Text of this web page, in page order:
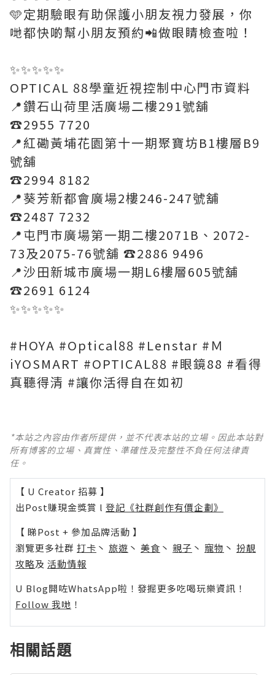
🩵定期驗眼有助保護小朋友視力發展，你
哋都快啲幫小朋友預約📲做眼睛檢查啦！
✨️✨️✨️✨️✨️
OPTICAL 88學童近視控制中心門市資料
📍鑽石山荷里活廣場二樓291號舖
☎️2955 7720
📍紅磡黃埔花園第十一期聚寶坊B1樓層B9
號舖
☎️2994 8182
📍葵芳新都會廣場2樓246-247號舖
☎️2487 7232
📍屯門市廣場第一期二樓2071B、2072-
73及2075-76號舖 ☎️2886 9496
📍沙田新城市廣場一期L6樓層605號舖
☎️2691 6124
✨️✨️✨️✨️✨️
#HOYA #Optical88 #Lenstar #Ｍ
iYOSMART #OPTICAL88 #眼鏡88 #看得
真聽得清 #讓你活得自在如初
*本站之內容由作者所提供，並不代表本站的立場。因此本站對
所有博客的立場、真實性、準確性及完整性不負任何法律責
任。
【 U Creator 招募 】
出Post賺現金獎賞 l 登記《社群創作有價企劃》
【 睇Post + 參加品牌活動 】
瀏覽更多社群 打卡 丶 旅遊 丶 美食 丶 親子 丶 寵物 丶 扮靚
攻略及 活動情報
U Blog開咗WhatsApp啦！發掘更多吃喝玩樂資訊！
Follow 我哋 ！
相關話題